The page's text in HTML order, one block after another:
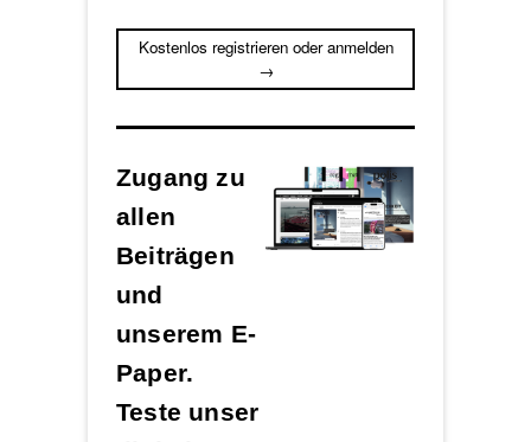
Kostenlos registrieren oder anmelden
→
Zugang zu
allen
Beiträgen
und
unserem E-
Paper.
Teste unser